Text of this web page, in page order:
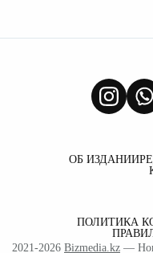
ОБ ИЗДАНИИ
ПОЛИТИКА
2021-2026 Bizmedia.kz —